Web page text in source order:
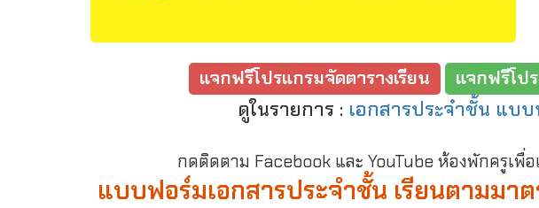
แจกฟรีโปรแกรมจัดตารางเรียน แจกฟรีโป
ดูในรายการ : เอกสารประจำชั้น แบ
กดติดตาม Facebook และ YouTube ห้องพักครูเพื่อ
แบบฟอร์มเอกสารประจำชั้น เรียนตามมา